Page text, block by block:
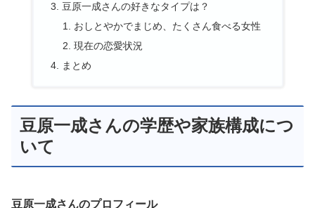
豆原一成さんの好きなタイプは？
おしとやかでまじめ、たくさん食べる女性
現在の恋愛状況
まとめ
豆原一成さんの学歴や家族構成につ
いて
豆原一成さんのプロフィール